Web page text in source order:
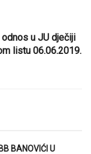
u JU dječiji
listu 06.06.2019.
BANOVIĆI U